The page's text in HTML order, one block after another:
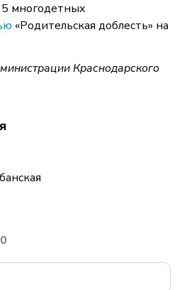
многодетных
«Родительская доблесть» на
Краснодарского
0